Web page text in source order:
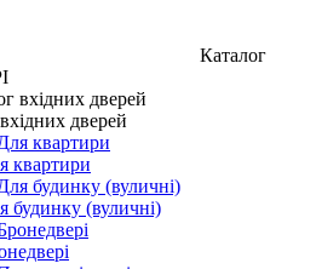
Каталог
дверей
квартири
будинку (вуличні)